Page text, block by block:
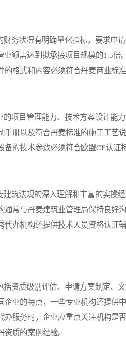
状况有明确量化指标，要求申请
业额需达到拟承接项目规模的1.5
格式和内容必须符合丹麦商业标
项目管理能力、技术方案设计能
手册以及符合丹麦标准的施工工艺
的技术参数必须符合欧盟CE认证
筑法规的深入理解和丰富的实操
通常与丹麦建筑业管理局保持良好
代办机构还提供技术人员资格认证
资质级别评估、申请方案制定、
企业的特点，一些专业机构还提供
办服务时，企业应重点关注机构是
质的案例经验。